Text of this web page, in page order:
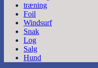
træning
Foil
Windsurf
Snak
Log
Salg
Hund